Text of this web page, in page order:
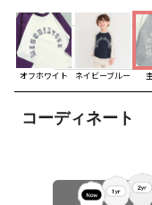
オフホワイト ネイビーブルー
コーディネート